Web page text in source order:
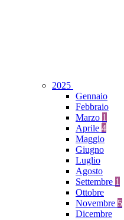
2025
Gennaio
Febbraio
Marzo 1
Aprile 4
Maggio
Giugno
Luglio
Agosto
Settembre 1
Ottobre
Novembre 5
Dicembre